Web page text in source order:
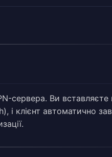
сервера. Ви вставляєте
і клієнт автоматично